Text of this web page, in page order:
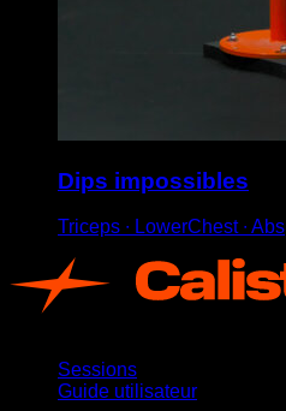
Dips impossibles
Triceps ∙ LowerChest ∙ Abs
Sessions
Guide utilisateur